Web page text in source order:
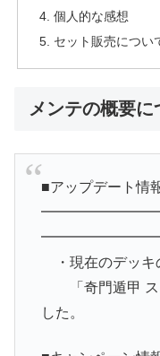
個人的な感想
セット販売につい
メンテの概要に
■アップデート情
・現在のデッキ
「奇門遁甲 ス
した。